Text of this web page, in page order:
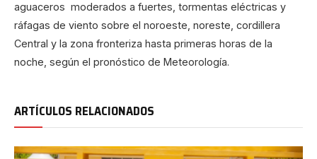
aguaceros moderados a fuertes, tormentas eléctricas y
ráfagas de viento sobre el noroeste, noreste, cordillera
Central y la zona fronteriza hasta primeras horas de la
noche, según el pronóstico de Meteorología.
ARTÍCULOS RELACIONADOS